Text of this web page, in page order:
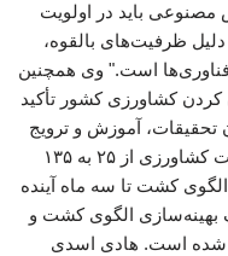
باید در اولویت
ظرفیت‌های بالقوه،
فناوری‌ها است." وی همچنین
کردن کشاورزی کشور تأکید
آموزش و ترویج
کشاورزی، با اشاره به افزایش تولیدات کشاورزی از ۲۵ به ۱۳۵
کشت تا سه ماه آینده
بهینه‌سازی الگوی کشت و
شده است. هادی اسدی